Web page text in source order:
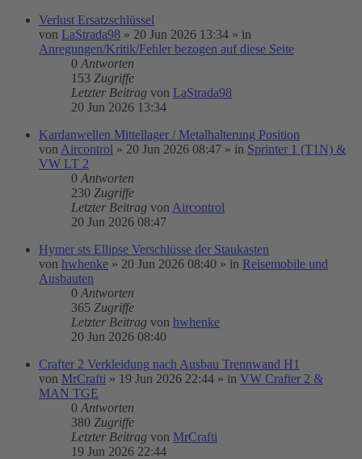
Verlust Ersatzschlüssel
von LaStrada98 » 20 Jun 2026 13:34 » in
Anregungen/Kritik/Fehler bezogen auf diese Seite
0 Antworten
153 Zugriffe
Letzter Beitrag von LaStrada98
20 Jun 2026 13:34
Kardanwellen Mittellager / Metalhalterung Position
von Aircontrol » 20 Jun 2026 08:47 » in Sprinter 1 (T1N) &
VW LT 2
0 Antworten
230 Zugriffe
Letzter Beitrag von Aircontrol
20 Jun 2026 08:47
Hymer sts Ellipse Verschlüsse der Staukasten
von hwhenke » 20 Jun 2026 08:40 » in Reisemobile und
Ausbauten
0 Antworten
365 Zugriffe
Letzter Beitrag von hwhenke
20 Jun 2026 08:40
Crafter 2 Verkleidung nach Ausbau Trennwand H1
von MrCrafti » 19 Jun 2026 22:44 » in VW Crafter 2 &
MAN TGE
0 Antworten
380 Zugriffe
Letzter Beitrag von MrCrafti
19 Jun 2026 22:44